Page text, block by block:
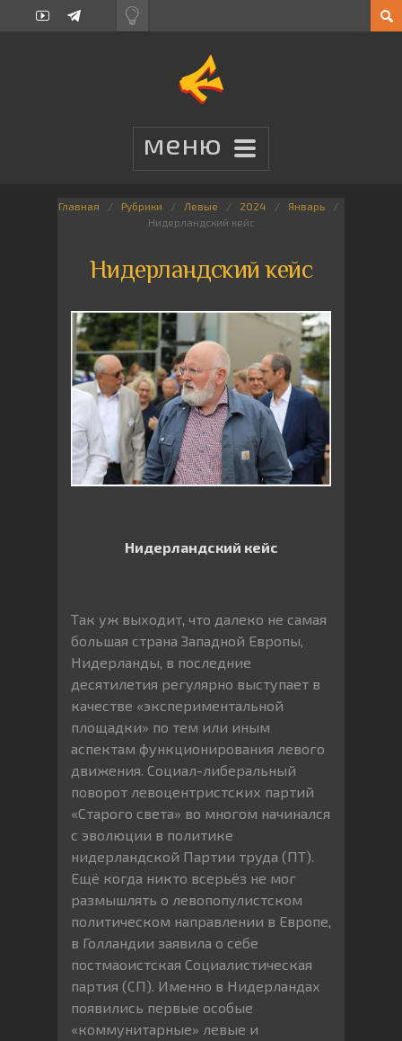
Главная Рубрики Левые 2024
Январь
Нидерландский кейс
Нидерландский кейс
Нидерландский кейс
Так уж выходит, что далеко не самая
большая страна Западной Европы,
Нидерланды, в последние
десятилетия регулярно выступает в
качестве «экспериментальной
площадки» по тем или иным
аспектам функционирования левого
движения. Социал-либеральный
поворот левоцентристских партий
«Старого света» во многом начинался
с эволюции в политике
нидерландской Партии труда (ПТ).
Ещё когда никто всерьёз не мог
размышлять о левопопулистском
политическом направлении в Европе,
в Голландии заявила о себе
постмаоистская Социалистическая
партия (СП). Именно в Нидерландах
появились первые особые
«коммунитарные» левые и